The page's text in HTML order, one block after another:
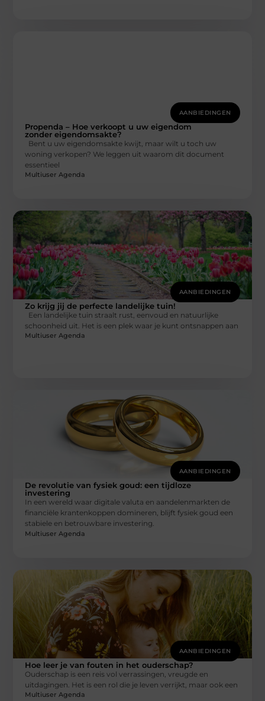
AANBIEDINGEN
Propenda – Hoe verkoopt u uw eigendom
zonder eigendomsakte?
Bent u uw eigendomsakte kwijt, maar wilt u toch uw
woning verkopen? We leggen uit waarom dit document
essentieel
Multiuser Agenda
AANBIEDINGEN
Zo krijg jij de perfecte landelijke tuin!
Een landelijke tuin straalt rust, eenvoud en natuurlijke
schoonheid uit. Het is een plek waar je kunt ontsnappen aan
Multiuser Agenda
AANBIEDINGEN
De revolutie van fysiek goud: een tijdloze
investering
In een wereld waar digitale valuta en aandelenmarkten de
financiële krantenkoppen domineren, blijft fysiek goud een
stabiele en betrouwbare investering.
Multiuser Agenda
AANBIEDINGEN
Hoe leer je van fouten in het ouderschap?
Ouderschap is een reis vol verrassingen, vreugde en
uitdagingen. Het is een rol die je leven verrijkt, maar ook een
Multiuser Agenda